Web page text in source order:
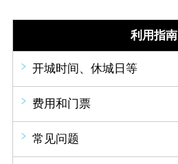
利用指南
开城时间、休城日等
费用和门票
常见问题